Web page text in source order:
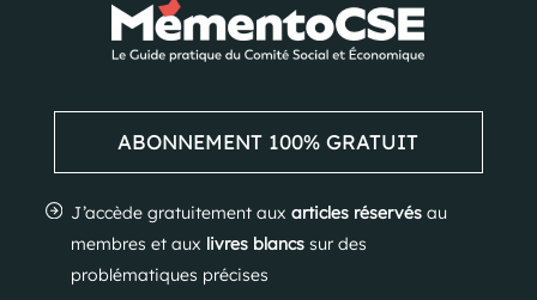
ABONNEMENT 100% GRATUIT
J’accède gratuitement aux articles réservésau
membres et aux livres blancssur des
problématiques précises